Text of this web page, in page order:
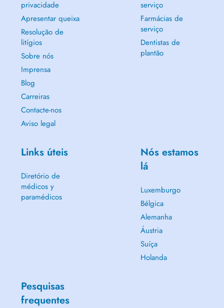
privacidade
Apresentar queixa
Resolução de
litígios
Sobre nós
Imprensa
Blog
Carreiras
Contacte-nos
Aviso legal
serviço
Farmácias de
serviço
Dentistas de
plantão
Links úteis
Diretório de
médicos y
paramédicos
Nós estamos
lá
Luxemburgo
Bélgica
Alemanha
Áustria
Suíça
Holanda
Pesquisas
frequentes